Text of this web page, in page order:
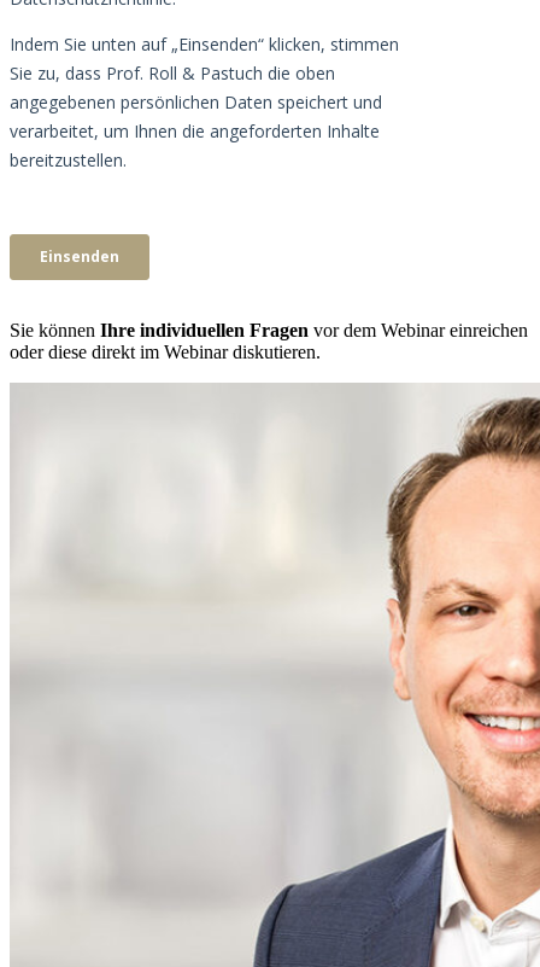
Sie können Ihre individuellen Fragen vor dem Webinar einreichen
oder diese direkt im Webinar diskutieren.